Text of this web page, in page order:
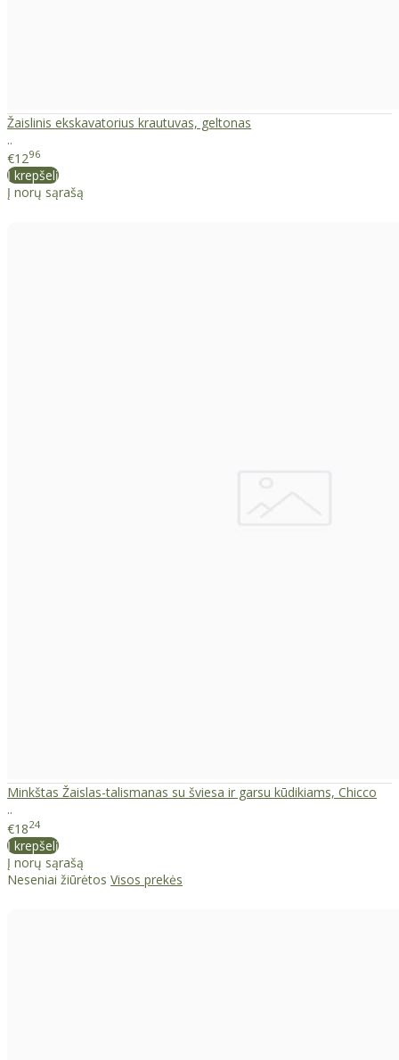
Žaislinis ekskavatorius krautuvas, geltonas
..
€1296
Į krepšelį
Į norų sąrašą
Minkštas Žaislas-talismanas su šviesa ir garsu kūdikiams, Chicco
..
€1824
Į krepšelį
Į norų sąrašą
Neseniai žiūrėtos Visos prekės